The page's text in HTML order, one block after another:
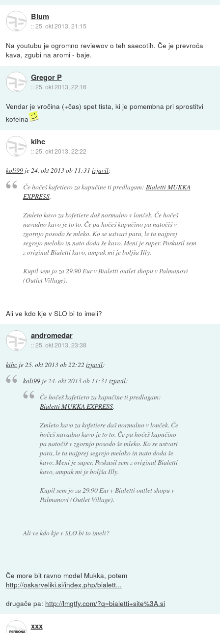
Blum
::25. okt 2013, 21:15
Na youtubu je ogromno reviewov o teh saecotih. Če je prevroča
kava, zgubi na aromi - baje.
Gregor P
::25. okt 2013, 22:16
Vendar je vročina (+čas) spet tista, ki je pomembna pri sprostitvi
kofeina
kihc
::25. okt 2013, 22:22
koli99 je24. okt 2013 ob 11:31 izjavil:
Če hočeš kafetiero za kapučine ti predlagam: Bialetti MUKKA
EXPRESS.
Zmleto kavo za kofetiere daš normalno v lonček. Če hočeš
navadno kavo je to to. Če pa hočeš kapučino pa natočiš v
zgornjo posodo še mleko. Ko se ustvari para, le ta najprej
segrejo meloko in nato doda še kavo. Meni je super. Poskusil sem
z original Bialetti kavo, ampak mi je boljša Illy.
Kupil sem jo za 29.90 Eur v Bialetti outlet shopu v Palmanovi
(Outlet Village).
Ali ve kdo kje v SLO bi to imeli?
andromedar
::25. okt 2013, 23:38
kihc je25. okt 2013 ob 22:22 izjavil:
koli99je24. okt 2013 ob 11:31 izjavil:
Če hočeš kafetiero za kapučine ti predlagam:
Bialetti MUKKA EXPRESS.
Zmleto kavo za kofetiere daš normalno v lonček. Če
hočeš navadno kavo je to to. Če pa hočeš kapučino
pa natočiš v zgornjo posodo še mleko. Ko se ustvari
para, le ta najprej segrejo meloko in nato doda še
kavo. Meni je super. Poskusil sem z original Bialetti
kavo, ampak mi je boljša Illy.
Kupil sem jo za 29.90 Eur v Bialetti outlet shopu v
Palmanovi (Outlet Village).
Ali ve kdo kje v SLO bi to imeli?
Če more bit ravno model Mukka, potem
http://oskarveliki.si/index.php/bialett...
drugače pa: http://lmgtfy.com/?q=bialetti+site%3A.si
xxx